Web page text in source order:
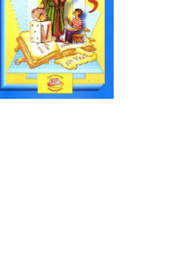
Математика
5 класс